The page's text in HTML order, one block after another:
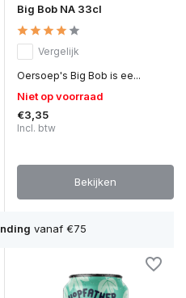
Big Bob NA 33cl
Vergelijk
Oersoep's Big Bob is ee...
Niet op voorraad
€3,35
Incl. btw
Bekijken
1500+ bieren